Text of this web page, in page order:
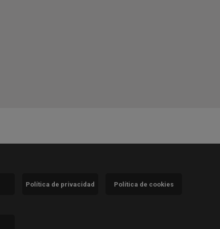
Política de privacidad Política de cookies